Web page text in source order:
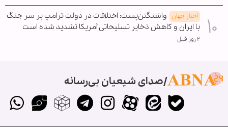
اخبار جهان واشنگتن‌پست: اختلافات در دولت ترامپ بر سر جنگ
با ایران و کاهش ذخایر تسلیحاتی آمریکا تشدید شده است
۲ روز قبل
صدای شیعیان بی‌رسانه